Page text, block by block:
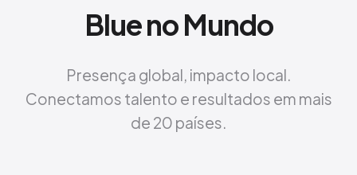
Blue no Mundo
Presença global, impacto local.
Conectamos talento e resultados em mais
de 20 países.